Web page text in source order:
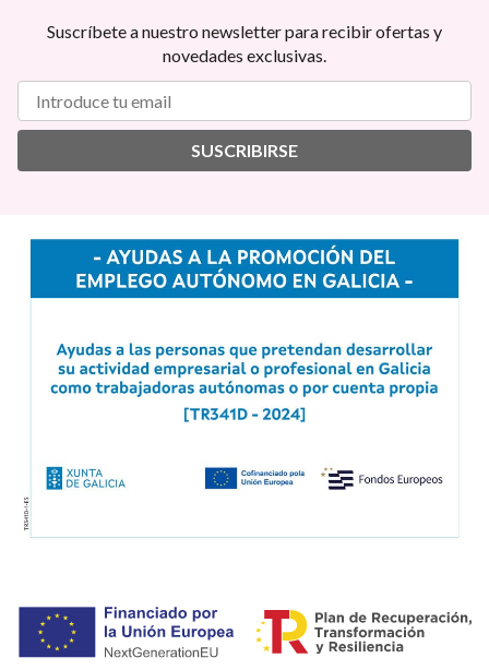
Suscríbete a nuestro newsletter para recibir ofertas y
novedades exclusivas.
SUSCRIBIRSE